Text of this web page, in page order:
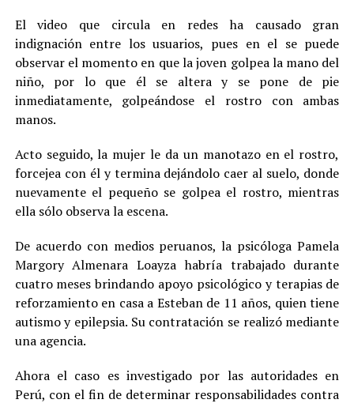
El video que circula en redes ha causado gran
indignación entre los usuarios, pues en el se puede
observar el momento en que la joven golpea la mano del
niño, por lo que él se altera y se pone de pie
inmediatamente, golpeándose el rostro con ambas
manos.
Acto seguido, la mujer le da un manotazo en el rostro,
forcejea con él y termina dejándolo caer al suelo, donde
nuevamente el pequeño se golpea el rostro, mientras
ella sólo observa la escena.
De acuerdo con medios peruanos, la psicóloga Pamela
Margory Almenara Loayza habría trabajado durante
cuatro meses brindando apoyo psicológico y terapias de
reforzamiento en casa a Esteban de 11 años, quien tiene
autismo y epilepsia. Su contratación se realizó mediante
una agencia.
Ahora el caso es investigado por las autoridades en
Perú, con el fin de determinar responsabilidades contra